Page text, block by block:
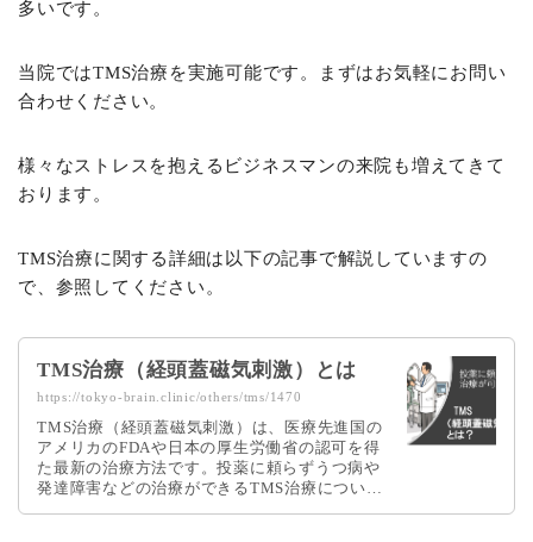
多いです。
当院ではTMS治療を実施可能です。まずはお気軽にお問い
合わせください。
様々なストレスを抱えるビジネスマンの来院も増えてきて
おります。
TMS治療に関する詳細は以下の記事で解説していますの
で、参照してください。
TMS治療（経頭蓋磁気刺激）とは
https://tokyo-brain.clinic/others/tms/1470
TMS治療（経頭蓋磁気刺激）は、医療先進国の
アメリカのFDAや日本の厚生労働省の認可を得
た最新の治療方法です。投薬に頼らずうつ病や
発達障害などの治療ができるTMS治療につい